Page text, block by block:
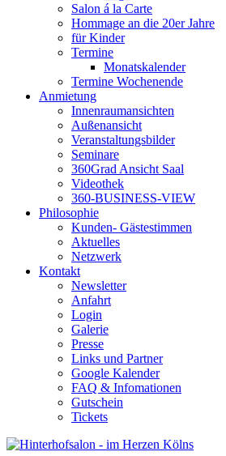
Salon á la Carte
Hommage an die 20er Jahre
für Kinder
Termine
Monatskalender
Termine Wochenende
Anmietung
Innenraumansichten
Außenansicht
Veranstaltungsbilder
Seminare
360Grad Ansicht Saal
Videothek
360-BUSINESS-VIEW
Philosophie
Kunden- Gästestimmen
Aktuelles
Netzwerk
Kontakt
Newsletter
Anfahrt
Login
Galerie
Presse
Links und Partner
Google Kalender
FAQ & Infomationen
Gutschein
Tickets